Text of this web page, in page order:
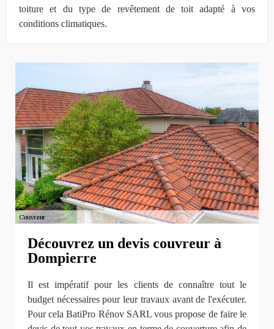
toiture et du type de revêtement de toit adapté à vos
conditions climatiques.
Découvrez un devis couvreur à
Dompierre
Il est impératif pour les clients de connaître tout le
budget nécessaires pour leur travaux avant de l'exécuter.
Pour cela BatiPro Rénov SARL vous propose de faire le